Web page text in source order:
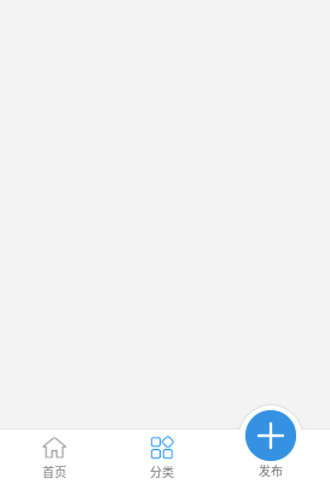
首页 分类 发布